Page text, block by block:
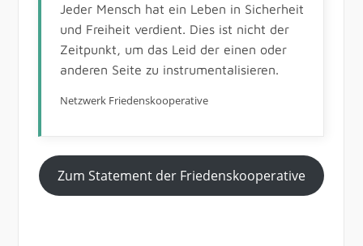
Jeder Mensch hat ein Leben in Sicherheit
und Freiheit verdient. Dies ist nicht der
Zeitpunkt, um das Leid der einen oder
anderen Seite zu instrumentalisieren.
Netzwerk Friedenskooperative
Zum Statement der Friedenskooperative